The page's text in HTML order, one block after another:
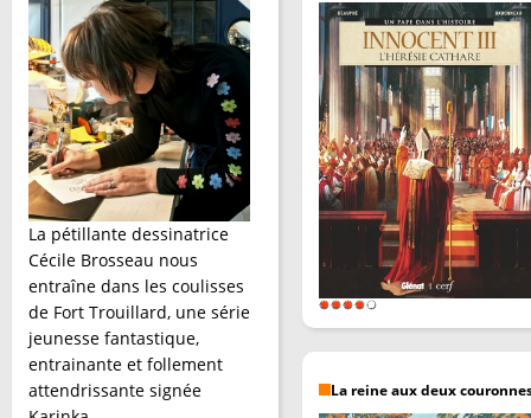
La pétillante dessinatrice
Cécile Brosseau nous
entraîne dans les coulisses
de Fort Trouillard, une série
jeunesse fantastique,
entrainante et follement
attendrissante signée
La reine aux deux